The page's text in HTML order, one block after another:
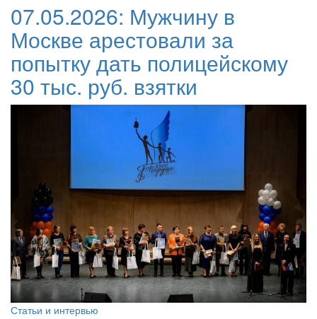
07.05.2026: Мужчину в
Москве арестовали за
попытку дать полицейскому
30 тыс. руб. взятки
Статьи и интервью